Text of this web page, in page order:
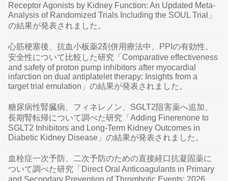
Receptor Agonists by Kidney Function: An Updated Meta-
Analysis of Randomized Trials Including the SOUL Trial」
の結果が発表されました。
心筋梗塞後、抗血小板薬2剤併用療法中、PPIの有効性、
安全性について比較した研究「Comparative effectiveness
and safety of proton pump inhibitors after myocardial
infarction on dual antiplatelet therapy: Insights from a
target trial emulation」の結果が発表されました。
糖尿病性腎臓病、フィネレノン、SGLT2阻害薬へ追加、
長期腎転帰について調べた研究「Adding Finerenone to
SGLT2 Inhibitors and Long-Term Kidney Outcomes in
Diabetic Kidney Disease」の結果が発表されました。
血栓症一次予防、二次予防のための直接経口抗凝固薬に
ついて調べた研究「Direct Oral Anticoagulants in Primary
and Secondary Prevention of Thrombotic Events: 2026